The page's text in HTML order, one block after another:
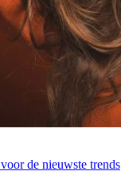
de nieuwste trends